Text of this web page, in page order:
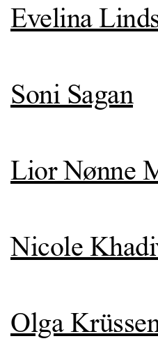
Evelina
Soni Sagan
Lior Nønne
Nicole
Olga